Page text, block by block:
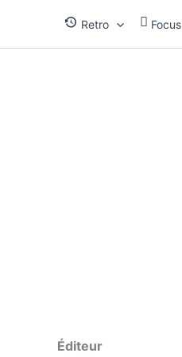
contenu
Retro Focus
Éditeur